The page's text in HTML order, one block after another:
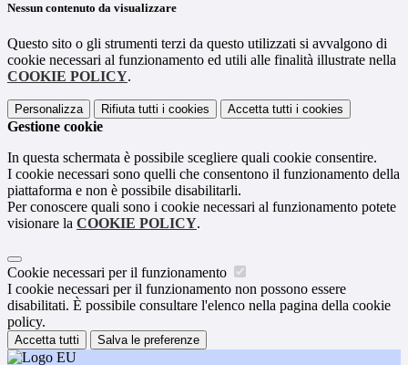
Nessun contenuto da visualizzare
Questo sito o gli strumenti terzi da questo utilizzati si avvalgono di
cookie necessari al funzionamento ed utili alle finalità illustrate nella
COOKIE POLICY.
Personalizza Rifiuta tutti i cookies Accetta tutti i cookies
Gestione cookie
In questa schermata è possibile scegliere quali cookie consentire.
I cookie necessari sono quelli che consentono il funzionamento della
piattaforma e non è possibile disabilitarli.
Per conoscere quali sono i cookie necessari al funzionamento potete
visionare la COOKIE POLICY.
Cookie necessari per il funzionamento
I cookie necessari per il funzionamento non possono essere
disabilitati. È possibile consultare l'elenco nella pagina della cookie
policy.
Accetta tutti Salva le preferenze